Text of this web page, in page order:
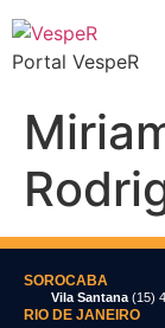
Portal VespeR
SOROCABA
Vila Santana (15)
RIO DE JANEIRO